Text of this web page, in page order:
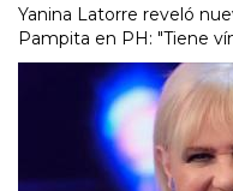
Yanina Latorre reveló
Pampita en PH: "Tiene